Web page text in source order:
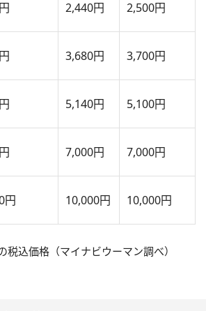
2,440円 2,500円
3,680円 3,700円
5,140円 5,100円
7,000円 7,000円
円 10,000円 10,000円
込価格（マイナビウーマン調べ）